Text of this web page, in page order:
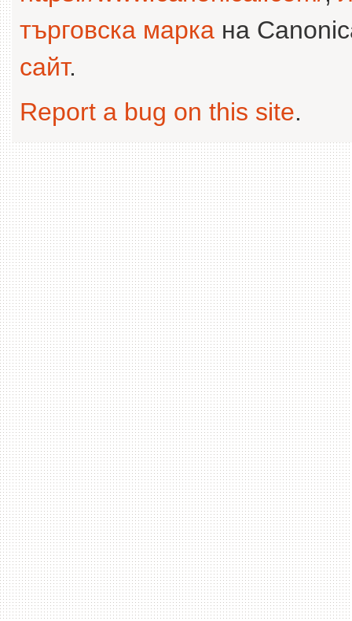
търговска марка на
сайт.
Report a bug on this site.